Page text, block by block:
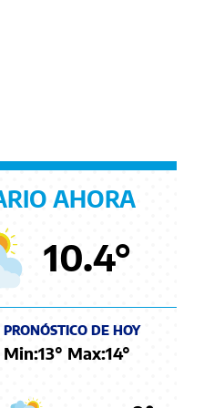
AHORA
10.4°
PRONÓSTICO DE HOY
Min:13° Max:14°